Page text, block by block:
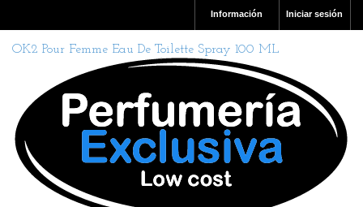
Iniciar sesión
Información
OK2 Pour Femme Eau De Toilette Spray 100 ML